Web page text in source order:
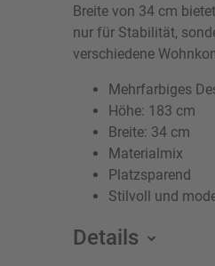
Breite von 34 cm
nur für Stabilität,
verschiedene
Mehrfarbiges
Höhe: 183 cm
Breite: 34 cm
Materialmix
Platzsparend
Stilvoll und
Details